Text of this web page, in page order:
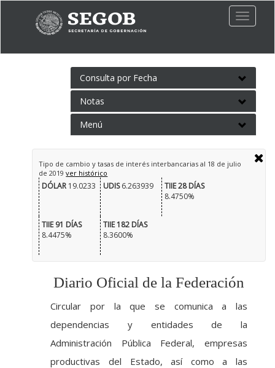
Toggle
Consulta por Fecha
Notas
Menú
Tipo de cambio y tasas de interés interbancarias al 18 de julio
de 2019ver histórico
DÓLAR19.0233 UDIS6.263939
TIIE 28 DÍAS
8.4750%
TIIE 91 DÍAS
8.4475%
TIIE 182 DÍAS
8.3600%
Diario Oficial de la Federación
Circular por la que se comunica a las
dependencias y entidades de la
Administración Pública Federal, empresas
productivas del Estado, así como a las